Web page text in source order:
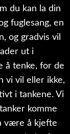
du kan la din
fuglesang, en
og gradvis vil
ut i
å tenke, for de
vi vil eller ikke,
i tankene. Vi
komme
være å kjefte